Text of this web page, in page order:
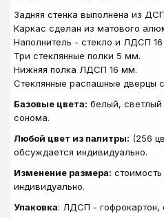
Задняя стенка выполнена из
Каркас сделан из матового
Наполнитель - стекло и ЛДСП
Три стеклянные полки 5 мм.
Нижняя полка ЛДСП 16 мм.
Стеклянные распашные дверцы
Базовые цвета: белый, светлый
сонома.
Любой цвет из палитры: (256
обсуждается индивидуально.
Изменение размера:
индивидуально.
Упаковка: ЛДСП - гофрокартон,